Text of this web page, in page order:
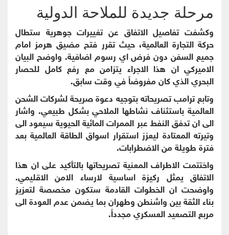
مرحلة جديدة للملاحة الدولية
وكشفت تفاصيل الاتفاق عن تغييرات جوهرية ستطال
حركة التجارة العالمية، حيث تقرر فتح مضيق هرمز امام
جميع السفن دون فرض اي رسوم اضافية. واوضح البيان
الاميركي ان هذا الاجراء يتزامن مع رفع كامل للحصار
البحري الذي كان مفروضاً في وقت سابق.
وتابع ترامب تصريحاته بتوجيه دعوة صريحة لشركات الشحن
العالمية باستئناف نشاطها الملاحي بشكل طبيعي. واشار
الى ان تدفق النفط عبر الممرات المائية الحيوية سيعود الى
وتيرته المعتادة ليعزز استقرار اسواق الطاقة العالمية بعد
فترة طويلة من الاضطرابات.
واختتمت الاطراف المعنية تصريحاتها بالتأكيد على ان هذا
الاتفاق يمثل ركيزة اساسية لارساء الامن الاقليمي.
واوضحت ان الخطوات القادمة ستكون مخصصة لتعزيز
بناء الثقة بين واشنطن وطهران بما يضمن عدم العودة الى
مربع التصعيد العسكري مجدداً.